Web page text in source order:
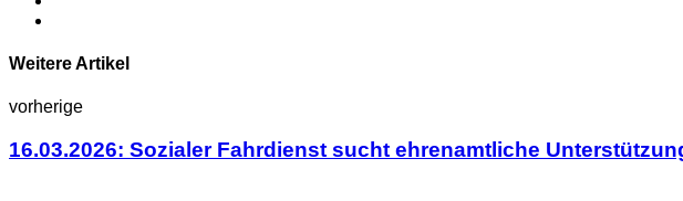
Weitere Artikel
vorherige
16.03.2026: Sozialer Fahrdienst sucht ehrenamtliche